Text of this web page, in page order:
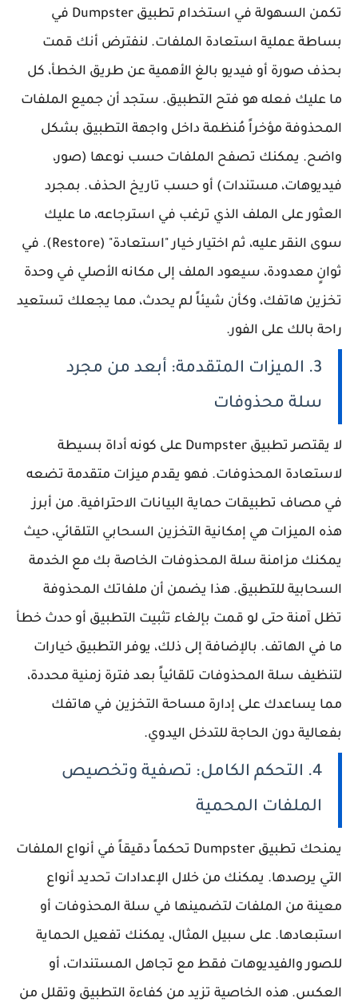
تكمن السهولة في استخدام تطبيق Dumpster في
بساطة عملية استعادة الملفات. لنفترض أنك قمت
بحذف صورة أو فيديو بالغ الأهمية عن طريق الخطأ، كل
ما عليك فعله هو فتح التطبيق. ستجد أن جميع الملفات
المحذوفة مؤخراً مُنظمة داخل واجهة التطبيق بشكل
واضح. يمكنك تصفح الملفات حسب نوعها (صور،
فيديوهات، مستندات) أو حسب تاريخ الحذف. بمجرد
العثور على الملف الذي ترغب في استرجاعه، ما عليك
سوى النقر عليه، ثم اختيار خيار "استعادة" (Restore). في
ثوانٍ معدودة، سيعود الملف إلى مكانه الأصلي في وحدة
تخزين هاتفك، وكأن شيئاً لم يحدث، مما يجعلك تستعيد
راحة بالك على الفور.
3. الميزات المتقدمة: أبعد من مجرد
سلة محذوفات
لا يقتصر تطبيق Dumpster على كونه أداة بسيطة
لاستعادة المحذوفات. فهو يقدم ميزات متقدمة تضعه
في مصاف تطبيقات حماية البيانات الاحترافية. من أبرز
هذه الميزات هي إمكانية التخزين السحابي التلقائي، حيث
يمكنك مزامنة سلة المحذوفات الخاصة بك مع الخدمة
السحابية للتطبيق. هذا يضمن أن ملفاتك المحذوفة
تظل آمنة حتى لو قمت بإلغاء تثبيت التطبيق أو حدث خطأ
ما في الهاتف. بالإضافة إلى ذلك، يوفر التطبيق خيارات
لتنظيف سلة المحذوفات تلقائياً بعد فترة زمنية محددة،
مما يساعدك على إدارة مساحة التخزين في هاتفك
بفعالية دون الحاجة للتدخل اليدوي.
4. التحكم الكامل: تصفية وتخصيص
الملفات المحمية
يمنحك تطبيق Dumpster تحكماً دقيقاً في أنواع الملفات
التي يرصدها. يمكنك من خلال الإعدادات تحديد أنواع
معينة من الملفات لتضمينها في سلة المحذوفات أو
استبعادها. على سبيل المثال، يمكنك تفعيل الحماية
للصور والفيديوهات فقط مع تجاهل المستندات، أو
العكس. هذه الخاصية تزيد من كفاءة التطبيق وتقلل من